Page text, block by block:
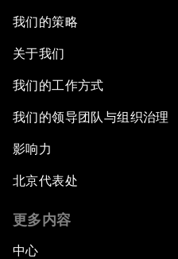
我们的策略
关于我们
我们的工作方式
我们的领导团队与组织治理
影响力
北京代表处
更多内容
中心